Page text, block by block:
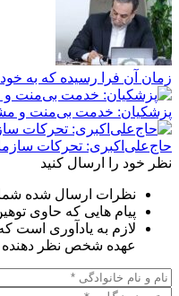
زمان آن فرا رسیده که به
پزشکیان: خدمت بی‌منت و
حاج‌علی‌اکبری: تحرکات
نظر خود را ارسال کنید
نظرات ارسال شده
پیام هایی که حاوی
لازم به یادآوری
عهده شخص نظر دهنده